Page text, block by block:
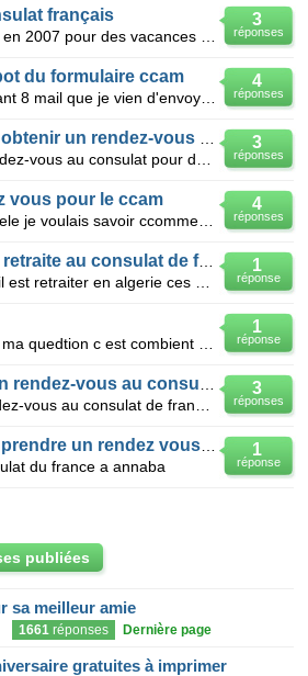
3
réponses
français
4
réponses
du formulaire ccam
3
réponses
4
réponses
vous pour le ccam
1
réponse
Rendre vs pour visa retraite au consulat de france
1
réponse
3
réponses
1
réponse
du france a annaba
publiées
sa meilleur amie
1661 réponses Dernière page
gratuites à imprimer